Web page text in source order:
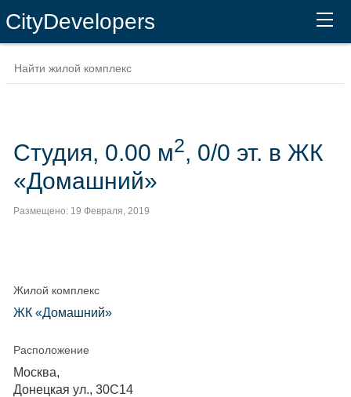
CityDevelopers
Студия, 0.00 м2, 0/0 эт. в ЖК
«Домашний»
Размещено: 19 Февраля, 2019
Жилой комплекс
ЖК «Домашний»
Расположение
Москва,
Донецкая ул., 30С14